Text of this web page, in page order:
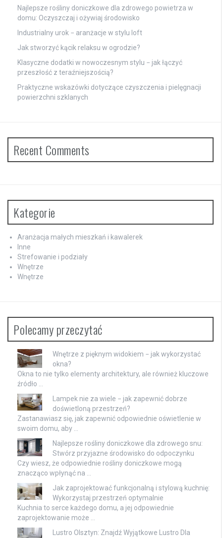
Najlepsze rośliny doniczkowe dla zdrowego powietrza w
domu: Oczyszczaj i ożywiaj środowisko
Industrialny urok − aranżacje w stylu loft
Jak stworzyć kącik relaksu w ogrodzie?
Klasyczne dodatki w nowoczesnym stylu − jak łączyć
przeszłość z teraźniejszością?
Praktyczne wskazówki dotyczące czyszczenia i pielęgnacji
powierzchni szklanych
Recent Comments
Kategorie
Aranżacja małych mieszkań i kawalerek
Inne
Strefowanie i podziały
Wnętrze
Wnętrze
Polecamy przeczytać
Wnętrze z pięknym widokiem − jak wykorzystać
okna?
Okna to nie tylko elementy architektury, ale również kluczowe
źródło …
Lampek nie za wiele − jak zapewnić dobrze
doświetloną przestrzeń?
Zastanawiasz się, jak zapewnić odpowiednie oświetlenie w
swoim domu, aby …
Najlepsze rośliny doniczkowe dla zdrowego snu:
Stwórz przyjazne środowisko do odpoczynku
Czy wiesz, że odpowiednie rośliny doniczkowe mogą
znacząco wpłynąć na …
Jak zaprojektować funkcjonalną i stylową kuchnię:
Wykorzystaj przestrzeń optymalnie
Kuchnia to serce każdego domu, a jej odpowiednie
zaprojektowanie może …
Lustro Olsztyn: Znajdź Wyjątkowe Lustro Dla